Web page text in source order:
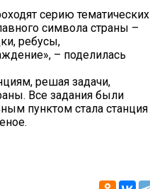
серию тематических
символа страны –
ребусы,
– поделилась
решая задачи,
Все задания были
пунктом стала станция